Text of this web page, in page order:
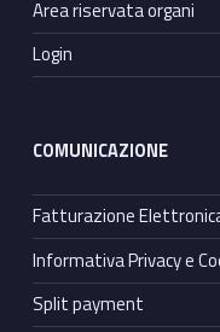
Area riservata organi
Login
COMUNICAZIONE
Fatturazione
Informativa Privacy e
Split payment